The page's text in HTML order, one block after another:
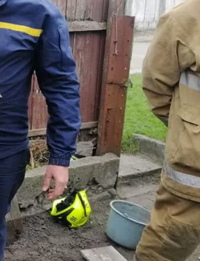
ОТРИМАНИХ НА ВІЙНІ,
ЮРІЙ ВОЙТИК
0